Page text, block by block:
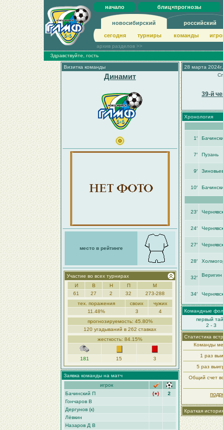
начало блиц×прогнозы
новосибирский российский
сегодня турниры команды
архив разделов >>
Здравствуйте, гость
Визитка команды
Динамит
место в рейтинге
Участие во всех турнирах
И
В Н П
М
61
27 2 32
273-288
тех. поражения
своих
чужих
11.48%
3
4
прогнозируемость: 45.80%
120 угадываний в 262 ставках
жесткость: 84.15%
181 15 3
Заявка команды на матч
игрок
Бачинский П
{●}
2
Гончаров В
Дергунов (к)
Лёвкин
Назаров Д В
28 марта
39-й
Хронология
1′
7′ Пузань
9′
10′
23′
24′
27′
28′
32′ Веригин
34′
Командные
первый
2 - 3
Статистика
Команды
1 раз
5 раз
Общий счет
Краткая